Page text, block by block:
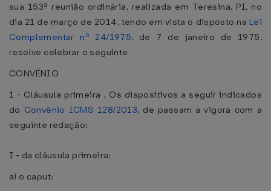
sua 153ª reunião ordinária, realizada em Teresina, PI, no
dia 21 de março de 2014, tendo em vista o disposto na Lei
Complementar nº 24/1975, de 7 de janeiro de 1975,
resolve celebrar o seguinte
CONVÊNIO
1 - Cláusula primeira . Os dispositivos a seguir indicados
do Convênio ICMS 128/2013, de passam a vigora com a
seguinte redação:
I - da cláusula primeira:
a) o caput: